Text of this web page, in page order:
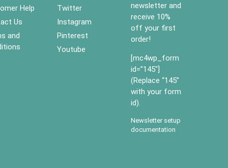
Help
Us
and
Twitter
Instagram
Pinterest
Youtube
newsletter and
receive 10%
off your first
order!
[mc4wp_form
id=”145″]
(Replace “145”
with your form
id).
Newsletter setup
documentation